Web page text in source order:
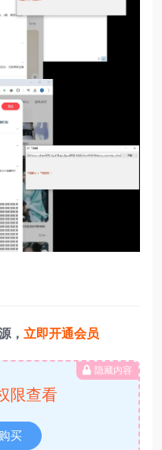
， 立即开通会员
隐藏内容
限查看
买